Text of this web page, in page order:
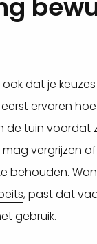
dat je
ervaren
de tuin voordat
vergrijzen
behouden.
, past dat
gebruik.